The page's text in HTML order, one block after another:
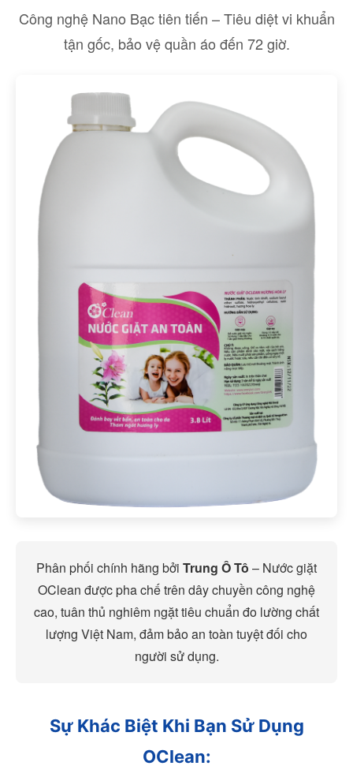
Công nghệ Nano Bạc tiên tiến – Tiêu diệt vi khuẩn
tận gốc, bảo vệ quần áo đến 72 giờ.
Phân phối chính hãng bởi Trung Ô Tô – Nước giặt
OClean được pha chế trên dây chuyền công nghệ
cao, tuân thủ nghiêm ngặt tiêu chuẩn đo lường chất
lượng Việt Nam, đảm bảo an toàn tuyệt đối cho
người sử dụng.
Sự Khác Biệt Khi Bạn Sử Dụng
OClean: